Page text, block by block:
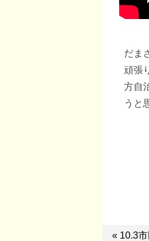
だま
頑張
方自
うと
« 10.3